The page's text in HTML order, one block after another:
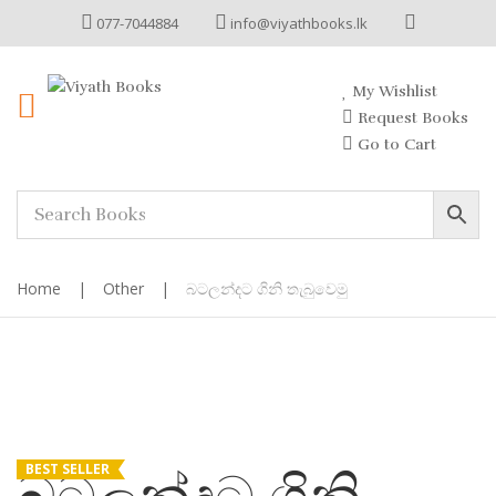
077-7044884 info@viyathbooks.lk
My Wishlist
Request Books
Go to Cart
Home | Other | බටලන්දට ගිනි තැබුවෙමු
BEST SELLER